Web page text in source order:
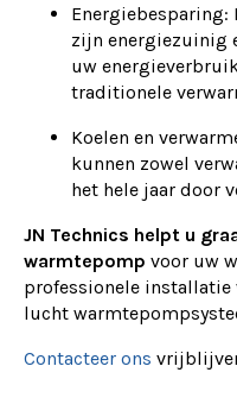
zijn energiezuinig
uw
traditionele
Koelen en
kunnen zowel
het hele jaar door
JN Technics helpt u
warmtepomp voor uw
professionele
lucht
Contacteer ons